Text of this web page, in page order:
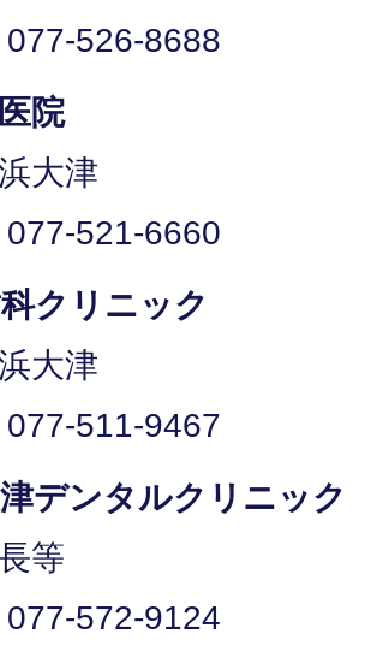
526-8688
院
大津
521-6660
クリニック
大津
511-9467
デンタルクリニック
等
572-9124